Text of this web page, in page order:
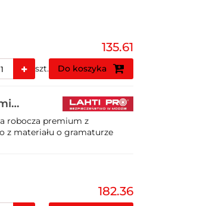
135.61
szt. Do koszyka
robocza premium z
z materiału o gramaturze
182.36